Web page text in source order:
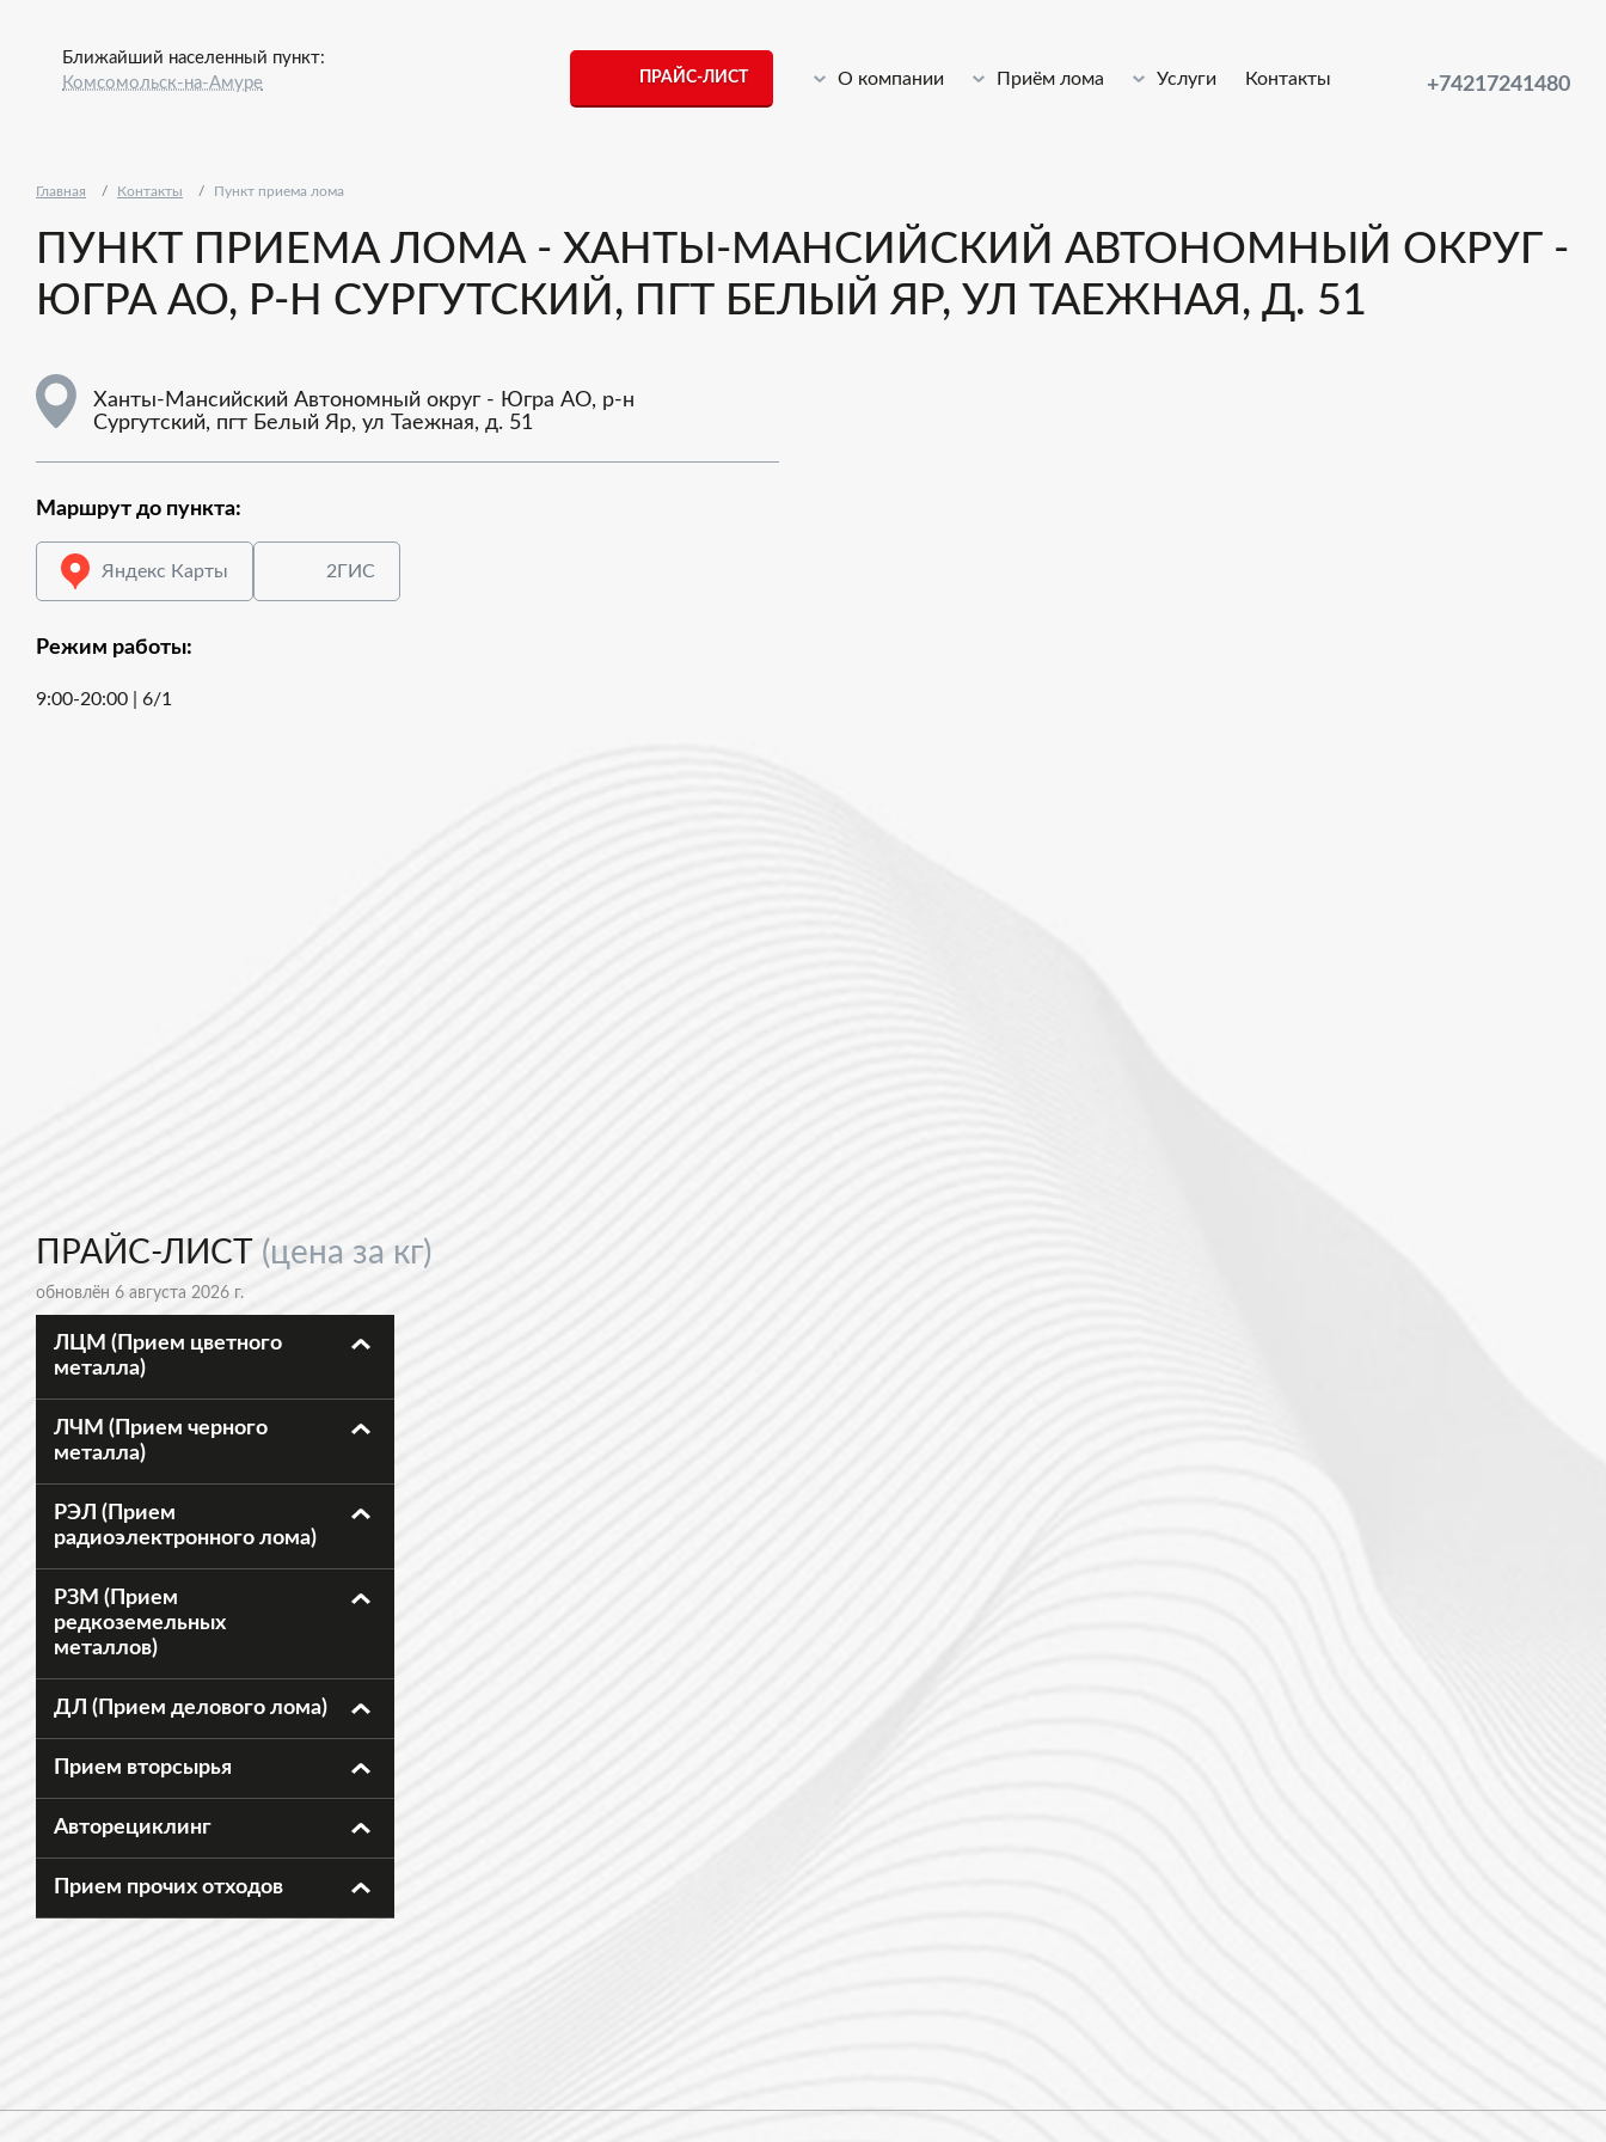
Ближайший населенный пункт:
Комсомольск-на-Амуре
ПРАЙС-ЛИСТ О компании Приём лома Услуги Контакты +74217241480
Главная Контакты Пункт приема лома
ПУНКТ ПРИЕМА ЛОМА - ХАНТЫ-МАНСИЙСКИЙ АВТОНОМНЫЙ ОКРУГ -
ЮГРА АО, Р-Н СУРГУТСКИЙ, ПГТ БЕЛЫЙ ЯР, УЛ ТАЕЖНАЯ, Д. 51
Ханты-Мансийский Автономный округ - Югра АО, р-н
Сургутский, пгт Белый Яр, ул Таежная, д. 51
Маршрут до пункта:
Яндекс Карты 2ГИС
Режим работы:
9:00-20:00 | 6/1
ПРАЙС-ЛИСТ (цена за кг)
обновлён 6 августа 2026 г.
ЛЦМ (Прием цветного
металла)
ЛЧМ (Прием черного
металла)
РЭЛ (Прием
радиоэлектронного лома)
РЗМ (Прием
редкоземельных
металлов)
ДЛ (Прием делового лома)
Прием вторсырья
Авторециклинг
Прием прочих отходов